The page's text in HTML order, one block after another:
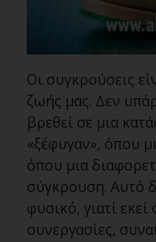
Οι συγκρούσεις
ζωής μας. Δεν
βρεθεί σε μια
«ξέφυγαν», όπου
όπου μια
σύγκρουση. Αυτό
φυσικό, γιατί
συνεργασίες,